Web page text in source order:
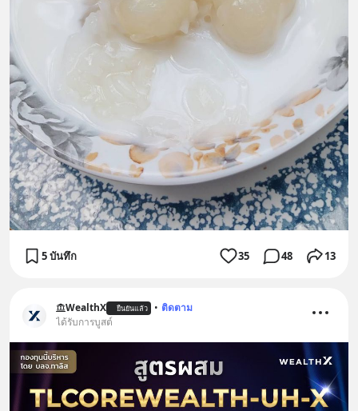
5 บันทึก 35 48 13
WealthX ยืนยันแล้ว • ติดตาม
ได้รับการบูสต์